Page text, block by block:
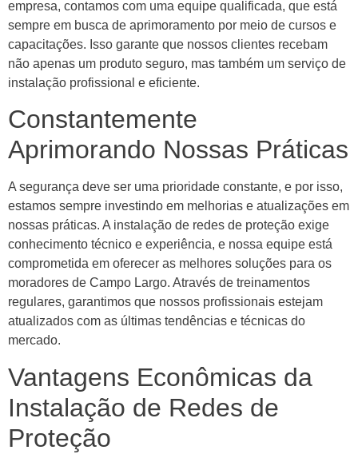
empresa, contamos com uma equipe qualificada, que está
sempre em busca de aprimoramento por meio de cursos e
capacitações. Isso garante que nossos clientes recebam
não apenas um produto seguro, mas também um serviço de
instalação profissional e eficiente.
Constantemente
Aprimorando Nossas Práticas
A segurança deve ser uma prioridade constante, e por isso,
estamos sempre investindo em melhorias e atualizações em
nossas práticas. A instalação de redes de proteção exige
conhecimento técnico e experiência, e nossa equipe está
comprometida em oferecer as melhores soluções para os
moradores de Campo Largo. Através de treinamentos
regulares, garantimos que nossos profissionais estejam
atualizados com as últimas tendências e técnicas do
mercado.
Vantagens Econômicas da
Instalação de Redes de
Proteção